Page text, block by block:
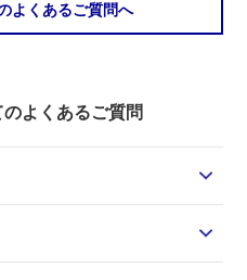
よくあるご質問へ
よくあるご質問